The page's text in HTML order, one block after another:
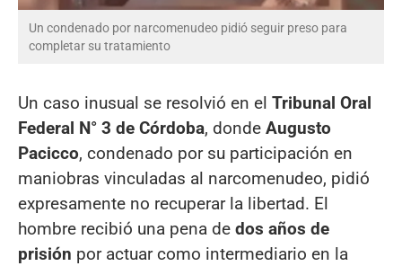
Un condenado por narcomenudeo pidió seguir preso para
completar su tratamiento
Un caso inusual se resolvió en el Tribunal Oral
Federal N° 3 de Córdoba, donde Augusto
Pacicco, condenado por su participación en
maniobras vinculadas al narcomenudeo, pidió
expresamente no recuperar la libertad. El
hombre recibió una pena de dos años de
prisión por actuar como intermediario en la